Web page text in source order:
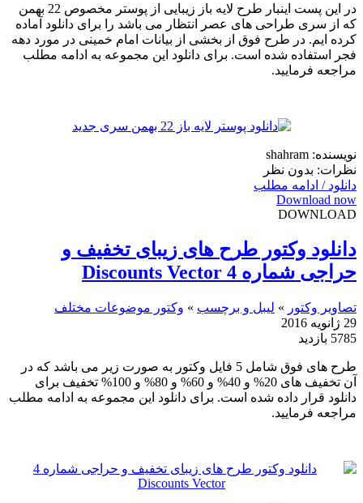
در این پست اینبار طرح لایه باز زیبایی از پوستر مخصوص 22 بهمن
که از سری طراحی های عصر انتظار می باشد را برای دانلود آماده
کرده ایم. در طرح فوق از بخشی از بیانات امام خمینی در مورد دهه
فجر استفاده شده است. برای دانلود این مجموعه به ادامه مطلب
مراجعه فرمایید.
نویسنده: shahram
نظرات: بدون نظر
دانلود / ادامه مطلب
Download now
DOWNLOAD
دانلود وکتور طرح های زیبای تخفیف و
حراجی شماره 4 Discounts Vector
تصاویر وکتور » لیبل و برچسب » وکتور موضوعات مختلف
29 ژانویه 2016
5785 بازدید
طرح های فوق شامل 5 فایل وکتور به صورت زیر می باشد که در
آن تخفیف های 20% و 40% و 60% و 80% و 100% تخفیف برای
دانلود قرار داده شده است. برای دانلود این مجموعه به ادامه مطلب
مراجعه فرمایید.